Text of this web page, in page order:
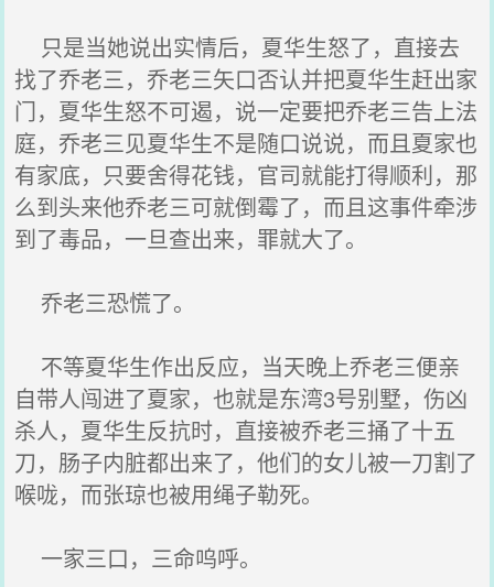
只是当她说出实情后，夏华生怒了，直接去
找了乔老三，乔老三矢口否认并把夏华生赶出家
门，夏华生怒不可遏，说一定要把乔老三告上法
庭，乔老三见夏华生不是随口说说，而且夏家也
有家底，只要舍得花钱，官司就能打得顺利，那
么到头来他乔老三可就倒霉了，而且这事件牵涉
到了毒品，一旦查出来，罪就大了。
乔老三恐慌了。
不等夏华生作出反应，当天晚上乔老三便亲
自带人闯进了夏家，也就是东湾3号别墅，伤凶
杀人，夏华生反抗时，直接被乔老三捅了十五
刀，肠子内脏都出来了，他们的女儿被一刀割了
喉咙，而张琼也被用绳子勒死。
一家三口，三命呜呼。